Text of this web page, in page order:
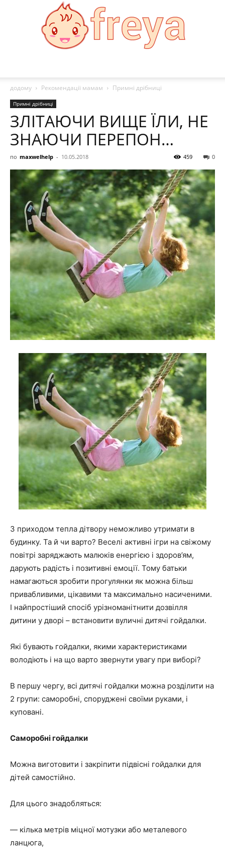
додому
Рекомендації мамам Примні дрібниці
Примні дрібниці
ЗЛІТАЮЧИ ВИЩЕ ЇЛИ, НЕ
ЗНАЮЧИ ПЕРЕПОН…
по maxwelhelp - 10.05.2018 0
459
З приходом тепла дітвору неможливо утримати в
будинку. Та й чи варто? Веселі активні ігри на свіжому
повітрі заряджають малюків енергією і здоров’ям,
дарують радість і позитивні емоції. Тому батьки
намагаються зробити прогулянки як можна більш
привабливими, цікавими та максимально насиченими.
І найпростіший спосіб урізноманітнити дозвілля
дитини у дворі – встановити вуличні дитячі гойдалки.
Які бувають гойдалки, якими характеристиками
володіють і на що варто звернути увагу при виборі?
В першу чергу, всі дитячі гойдалки можна розділити на
2 групи: саморобні, споруджені своїми руками, і
куповані.
Саморобні гойдалки
Можна виготовити і закріпити підвісні гойдалки для
дітей самостійно.
Для цього знадобляться:
— кілька метрів міцної мотузки або металевого
ланцюга,